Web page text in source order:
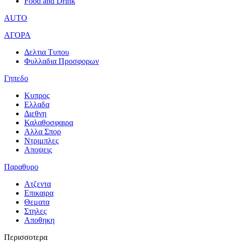
AUTO
ΑΓΟΡΑ
Δελτια Τυπου
Φυλλαδια Προσφορων
Γηπεδο
Κυπρος
Ελλαδα
Διεθνη
Καλαθοσφαιρα
Αλλα Σπορ
Ντριμπλες
Αποψεις
Παραθυρο
Ατζεντα
Επικαιρα
Θεματα
Στηλες
Αποθηκη
Περισσοτερα